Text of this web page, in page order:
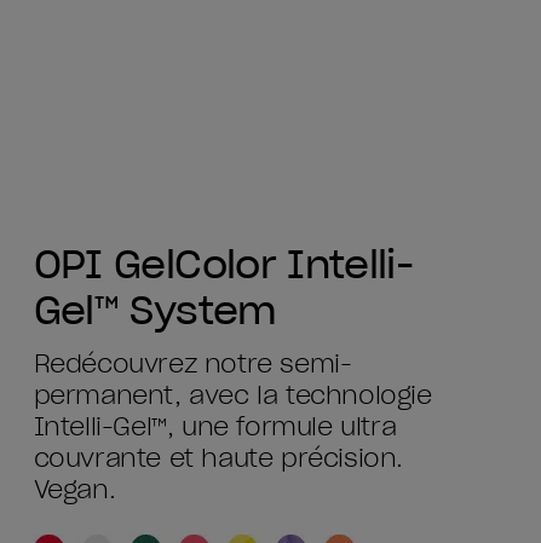
OPI GelColor Intelli-
Gel™ System
Redécouvrez notre semi-
permanent, avec la technologie
Intelli-Gel™, une formule ultra
couvrante et haute précision.
Vegan.